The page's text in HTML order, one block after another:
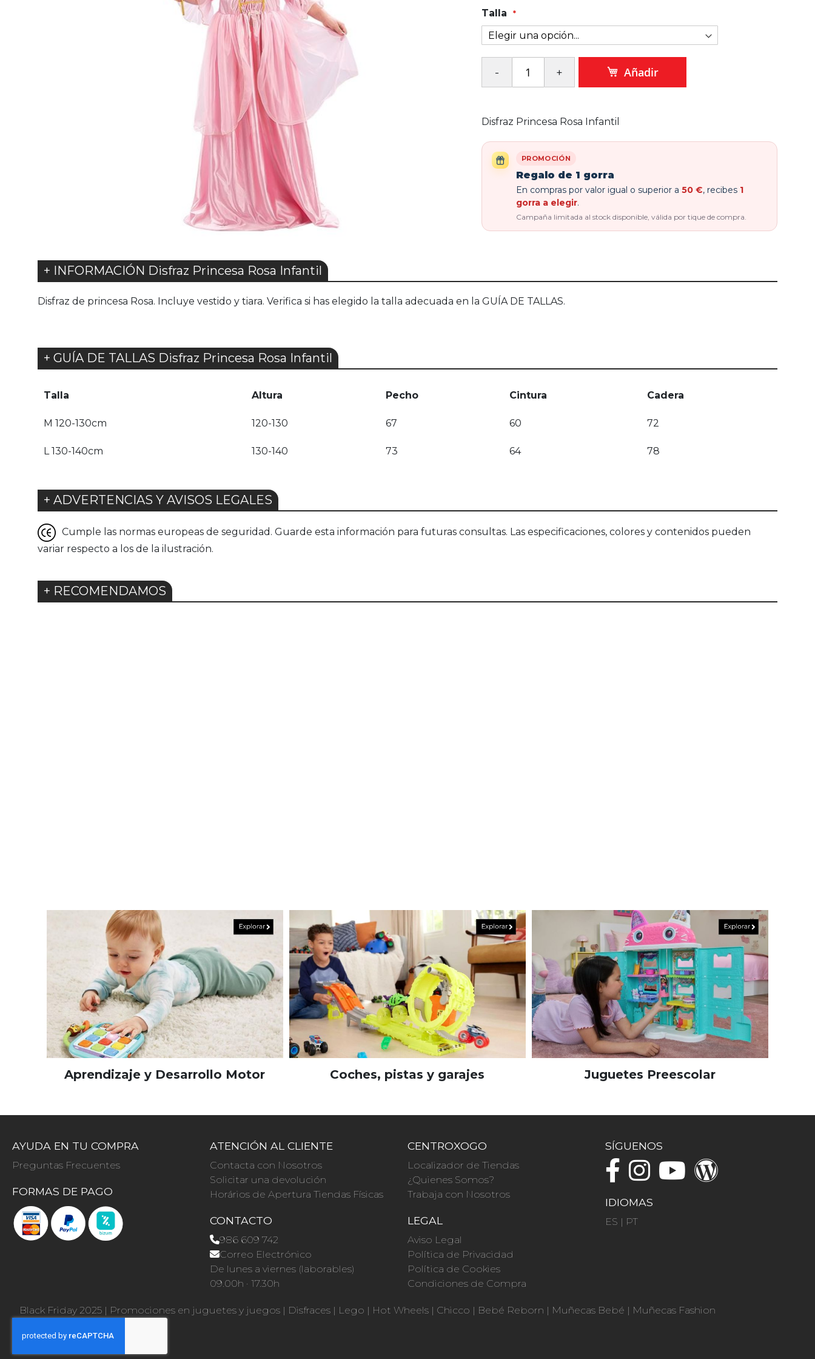
Talla
Añadir
Disfraz Princesa Rosa Infantil
PROMOCIÓN
Regalo de 1 gorra
En compras por valor igual o superior a 50 €, recibes 1
gorra a elegir.
Campaña limitada al stock disponible, válida por tique de compra.
+ INFORMACIÓN Disfraz Princesa Rosa Infantil
Disfraz de princesa Rosa. Incluye vestido y tiara. Verifica si has elegido la talla adecuada en la GUÍA DE TALLAS.
+ GUÍA DE TALLAS Disfraz Princesa Rosa Infantil
Talla Altura Pecho Cintura Cadera
M 120-130cm 120-130 67 60 72
L 130-140cm 130-140 73 64 78
+ ADVERTENCIAS Y AVISOS LEGALES
Cumple las normas europeas de seguridad. Guarde esta información para futuras consultas. Las especificaciones, colores y contenidos pueden
variar respecto a los de la ilustración.
+ RECOMENDAMOS
Aprendizaje y Desarrollo Motor Coches, pistas y garajes Juguetes Preescolar
AYUDA EN TU COMPRA
Preguntas Frecuentes
FORMAS DE PAGO
ATENCIÓN AL CLIENTE
Contacta con Nosotros
Solicitar una devolución
Horários de Apertura Tiendas Físicas
CONTACTO
986 609 742
Correo Electrónico
De lunes a viernes (laborables)
09.00h · 17.30h
CENTROXOGO
Localizador de Tiendas
¿Quienes Somos?
Trabaja con Nosotros
LEGAL
Aviso Legal
Política de Privacidad
Política de Cookies
Condiciones de Compra
SÍGUENOS
IDIOMAS
ES | PT
Black Friday 2025 | Promociones en juguetes y juegos | Disfraces | Lego | Hot Wheels | Chicco | Bebé Reborn | Muñecas Bebé | Muñecas Fashion